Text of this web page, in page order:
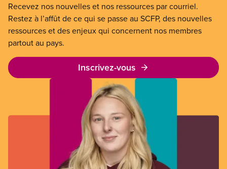
Recevez nos nouvelles et nos ressources par courriel.
Restez à l’affût de ce qui se passe au SCFP, des nouvelles
ressources et des enjeux qui concernent nos membres
partout au pays.
Inscrivez-vous